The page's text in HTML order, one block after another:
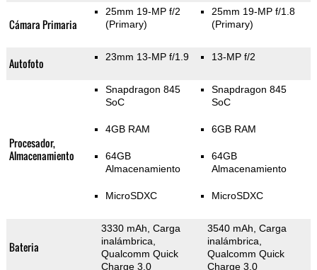
Cámara Primaria
25mm 19-MP f/2
(Primary)
25mm 19-MP f/1.8
(Primary)
Autofoto 23mm 13-MP f/1.9 13-MP f/2
Procesador,
Almacenamiento
Snapdragon 845
SoC
4GB RAM
64GB
Almacenamiento
MicroSDXC
Snapdragon 845
SoC
6GB RAM
64GB
Almacenamiento
MicroSDXC
Bateria
3330 mAh, Carga
inalámbrica,
Qualcomm Quick
Charge 3.0
3540 mAh, Carga
inalámbrica,
Qualcomm Quick
Charge 3.0